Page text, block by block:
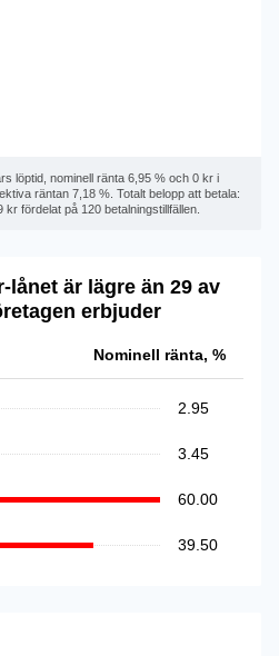
löptid, nominell ränta 6,95 % och 0 kr i
räntan 7,18 %. Totalt belopp att betala:
fördelat på 120 betalningstillfällen.
lånet är lägre än 29 av
erbjuder
Nominell ränta, %
2.95
3.45
60.00
39.50